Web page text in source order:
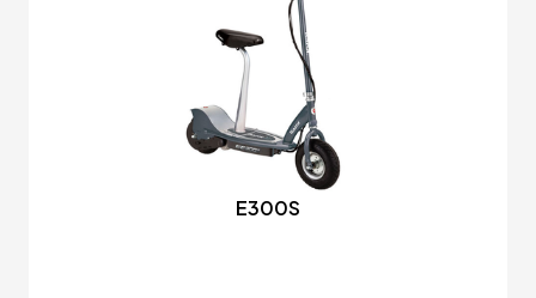
E300S